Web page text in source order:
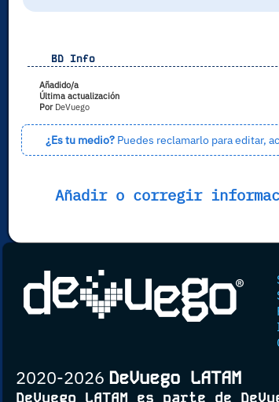
BD Info
Añadido/a
Última actualización
PorDeVuego
¿Es tu medio? Puedes reclamarlo para editar,
Añadir o corregir
2020-2026 DeVuego LATAM
DeVuego LATAM es parte de